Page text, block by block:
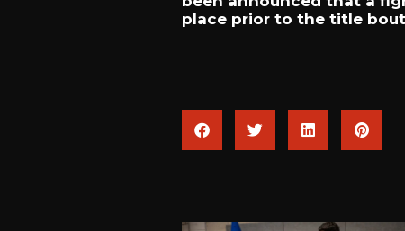
place prior to the title